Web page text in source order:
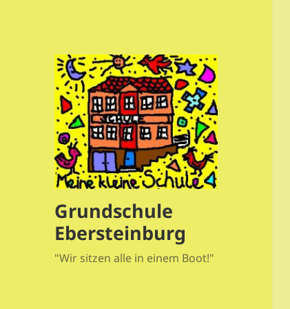
Grundschule
Ebersteinburg
"Wir sitzen alle in einem Boot!"